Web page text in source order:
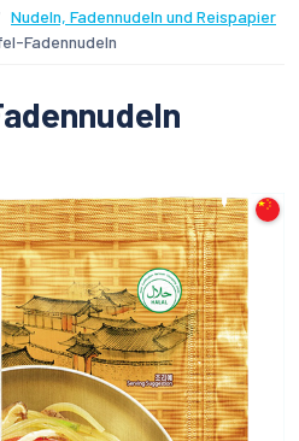
Nudeln, Fadennudeln und Reispapier
Fadennudeln